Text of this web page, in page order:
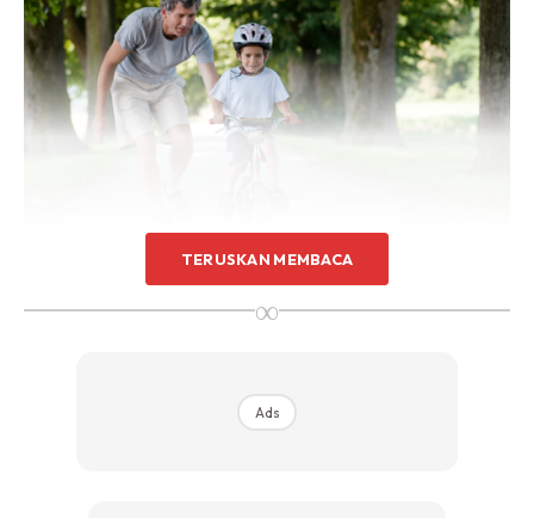
2. Sembunyikan tingkah laku negatif depan anak
TERUSKAN MEMBACA
∞
Ads